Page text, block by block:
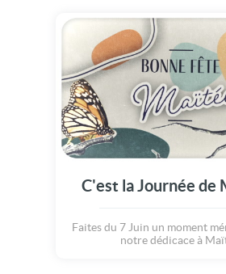
C'est la Journée de
Faites du 7 Juin un moment
notre dédicace à